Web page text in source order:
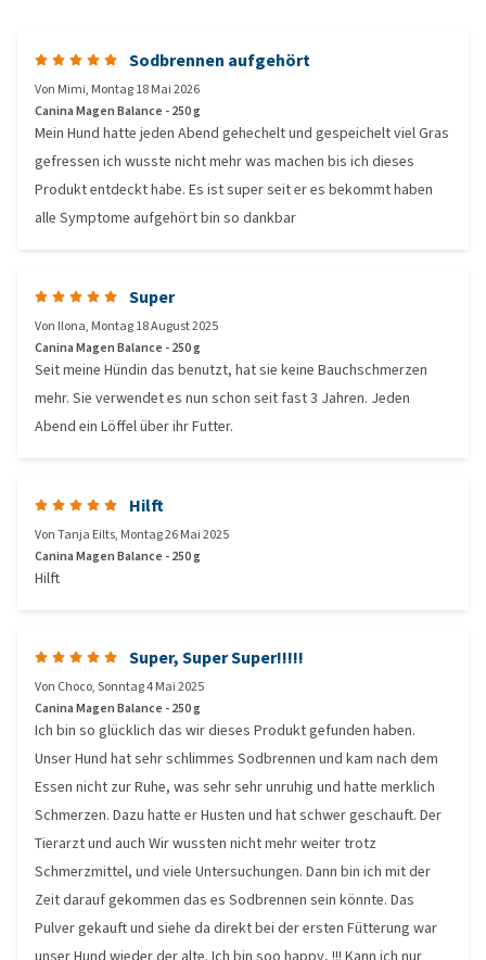
Sodbrennen aufgehört
Von Mimi, Montag 18 Mai 2026
Canina Magen Balance - 250 g
Mein Hund hatte jeden Abend gehechelt und gespeichelt viel Gras
gefressen ich wusste nicht mehr was machen bis ich dieses
Produkt entdeckt habe. Es ist super seit er es bekommt haben
alle Symptome aufgehört bin so dankbar
Super
Von Ilona, Montag 18 August 2025
Canina Magen Balance - 250 g
Seit meine Hündin das benutzt, hat sie keine Bauchschmerzen
mehr. Sie verwendet es nun schon seit fast 3 Jahren. Jeden
Abend ein Löffel über ihr Futter.
Hilft
VonTanja Eilts, Montag 26 Mai 2025
Canina Magen Balance - 250 g
Hilft
Super, Super Super!!!!!
Von Choco,Sonntag 4 Mai 2025
Canina Magen Balance - 250 g
Ich bin so glücklich das wir dieses Produkt gefunden haben.
Unser Hund hat sehr schlimmes Sodbrennen und kam nach dem
Essen nicht zur Ruhe, was sehr sehr unruhig und hatte merklich
Schmerzen. Dazu hatte er Husten und hat schwer geschauft. Der
Tierarzt und auch Wir wussten nicht mehr weiter trotz
Schmerzmittel, und viele Untersuchungen. Dann bin ich mit der
Zeit darauf gekommen das es Sodbrennen sein könnte. Das
Pulver gekauft und siehe da direkt bei der ersten Fütterung war